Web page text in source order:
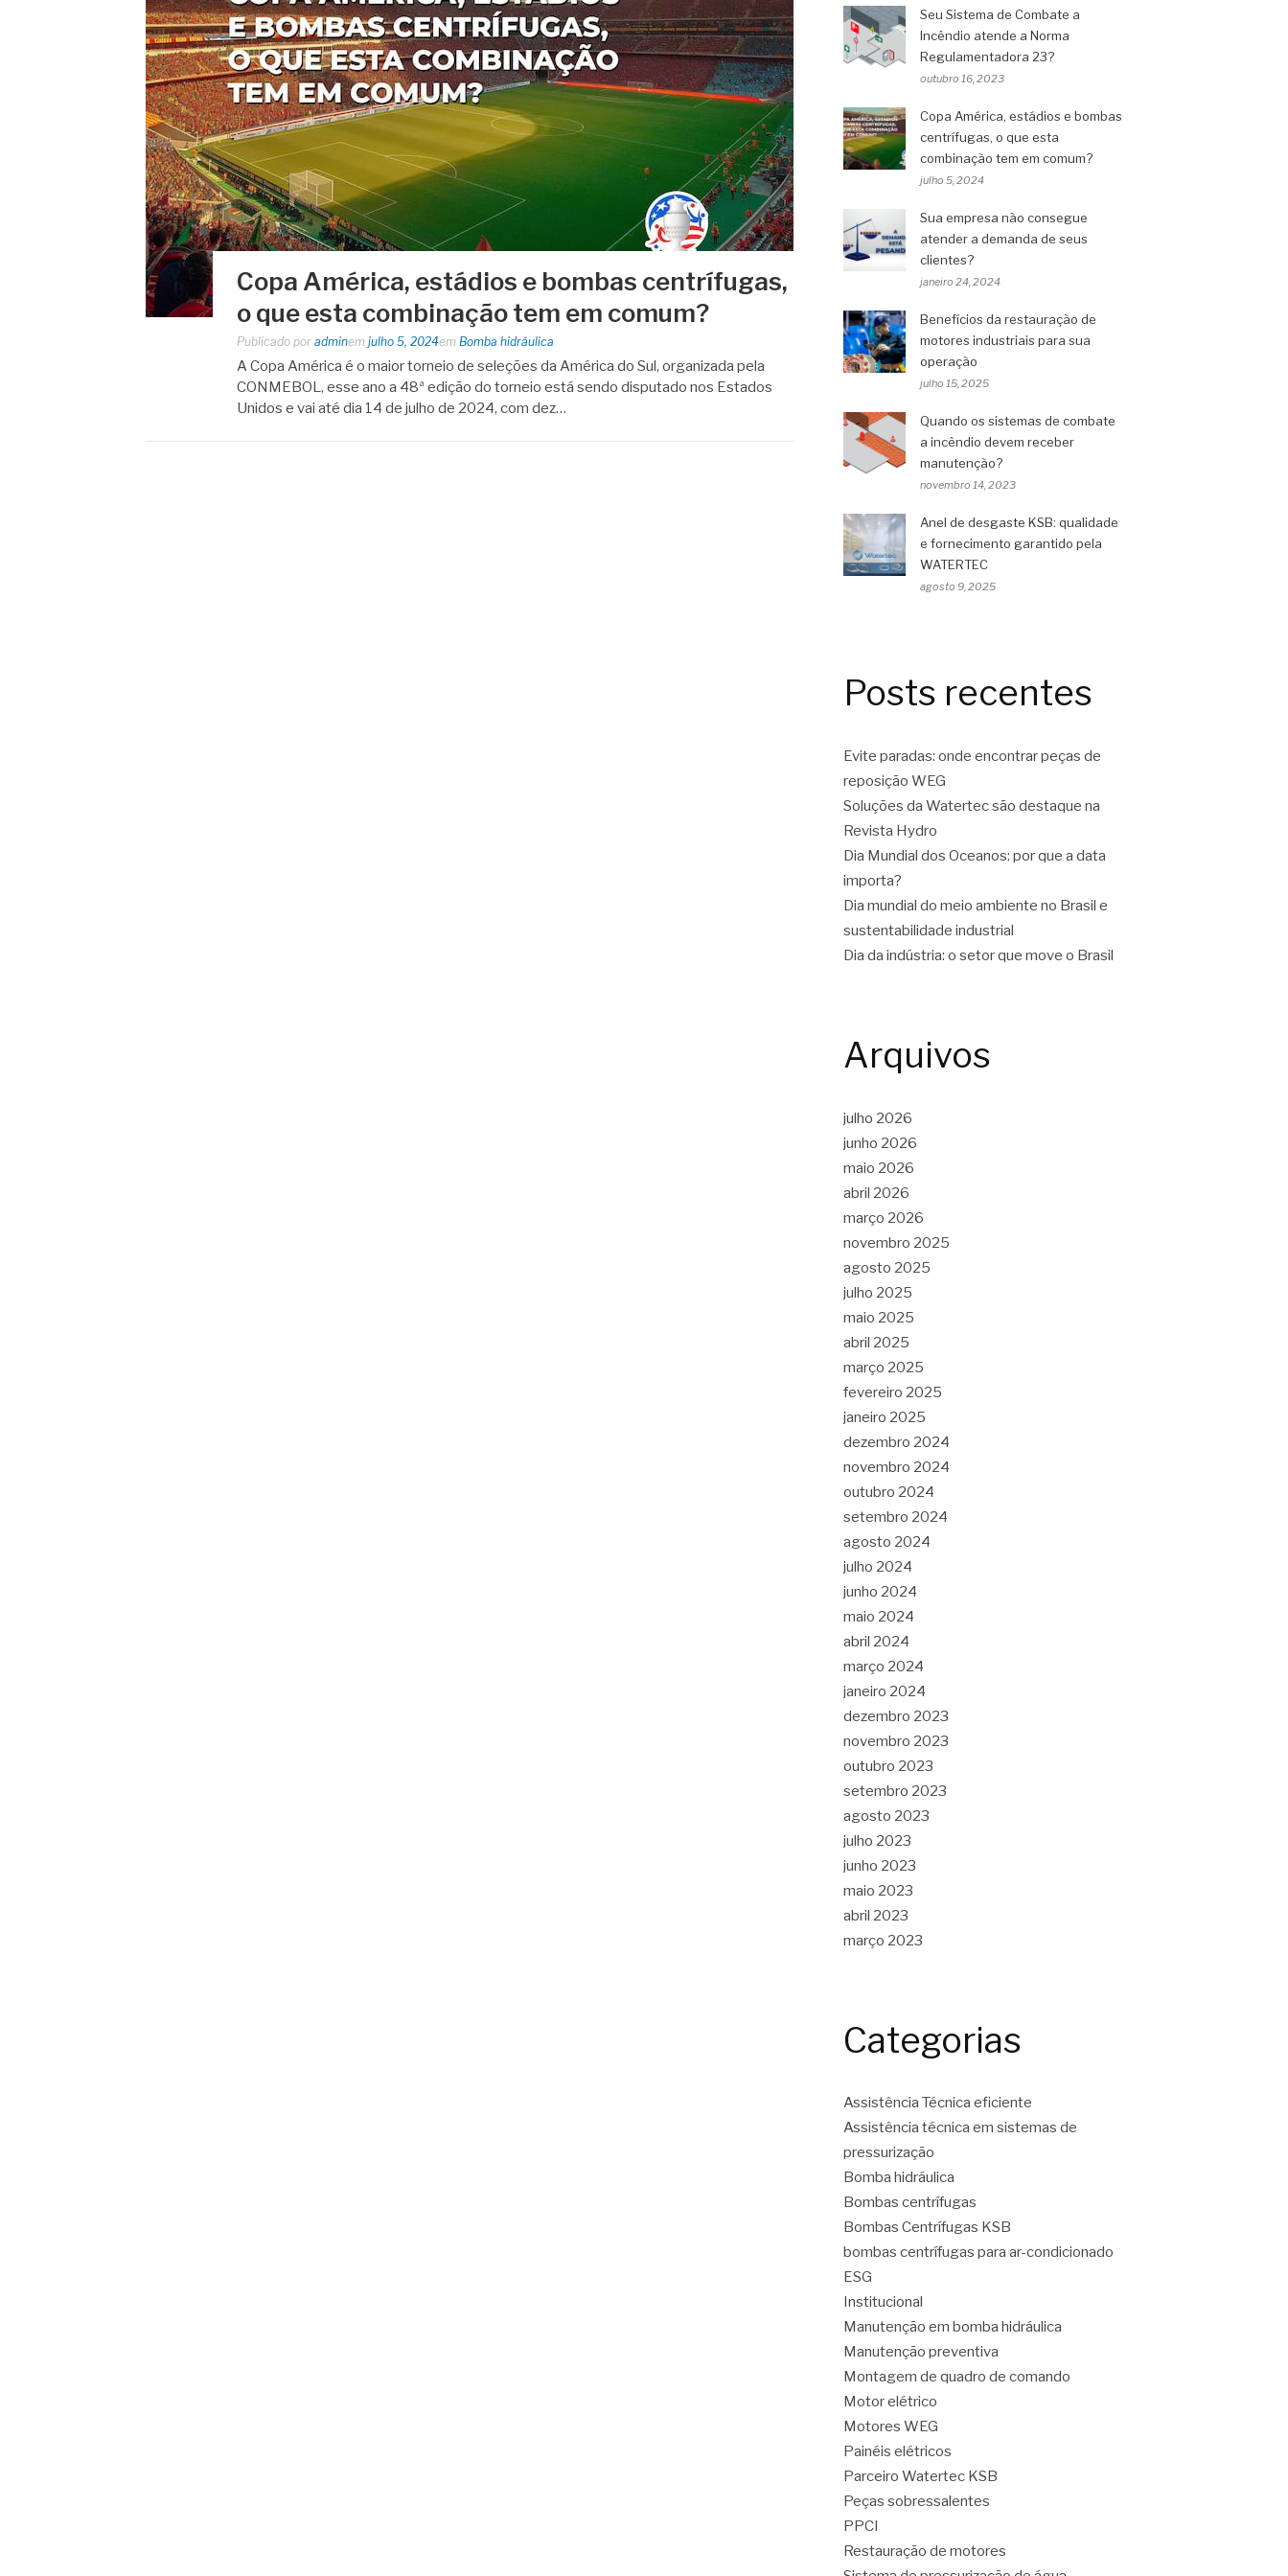
Copa América, estádios e bombas centrífugas,
o que esta combinação tem em comum?
Publicado por adminem julho 5, 2024em Bomba hidráulica
A Copa América é o maior torneio de seleções da América do Sul, organizada pela
CONMEBOL, esse ano a 48ª edição do torneio está sendo disputado nos Estados
Unidos e vai até dia 14 de julho de 2024, com dez…
Seu Sistema de Combate a
Incêndio atende a Norma
Regulamentadora 23?
outubro 16, 2023
Copa América, estádios e bombas
centrífugas, o que esta
combinação tem em comum?
julho 5, 2024
Sua empresa não consegue
atender a demanda de seus
clientes?
janeiro 24, 2024
Benefícios da restauração de
motores industriais para sua
operação
julho 15, 2025
Quando os sistemas de combate
a incêndio devem receber
manutenção?
novembro 14, 2023
Anel de desgaste KSB: qualidade
e fornecimento garantido pela
WATERTEC
agosto 9, 2025
Posts recentes
Evite paradas: onde encontrar peças de
reposição WEG
Soluções da Watertec são destaque na
Revista Hydro
Dia Mundial dos Oceanos: por que a data
importa?
Dia mundial do meio ambiente no Brasil e
sustentabilidade industrial
Dia da indústria: o setor que move o Brasil
Arquivos
julho 2026
junho 2026
maio 2026
abril 2026
março 2026
novembro 2025
agosto 2025
julho 2025
maio 2025
abril 2025
março 2025
fevereiro 2025
janeiro 2025
dezembro 2024
novembro 2024
outubro 2024
setembro 2024
agosto 2024
julho 2024
junho 2024
maio 2024
abril 2024
março 2024
janeiro 2024
dezembro 2023
novembro 2023
outubro 2023
setembro 2023
agosto 2023
julho 2023
junho 2023
maio 2023
abril 2023
março 2023
Categorias
Assistência Técnica eficiente
Assistência técnica em sistemas de
pressurização
Bomba hidráulica
Bombas centrífugas
Bombas Centrífugas KSB
bombas centrífugas para ar-condicionado
ESG
Institucional
Manutenção em bomba hidráulica
Manutenção preventiva
Montagem de quadro de comando
Motor elétrico
Motores WEG
Painéis elétricos
Parceiro Watertec KSB
Peças sobressalentes
PPCI
Restauração de motores